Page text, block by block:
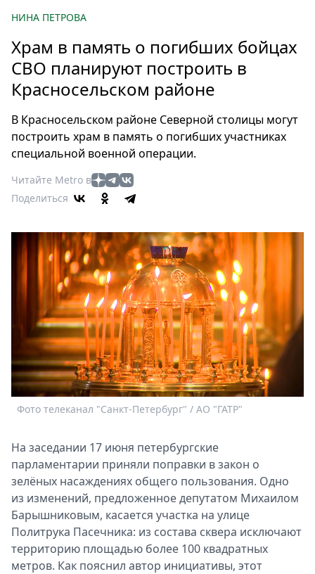
Россия
Мир
Здоровье
Туризм
Мода
Кино
Афиша
Выставки
Пресс-
релизы
О
Metro
Стримы
Спецпроекты
Звезды
Выборы
2026
Metro
НИНА ПЕТРОВА
Храм в память о погибших бойцах
СВО планируют построить в
Красносельском районе
В Красносельском районе Северной столицы могут
построить храм в память о погибших участниках
специальной военной операции.
Читайте Metro в
Поделиться
Фото телеканал "Санкт-Петербург" / АО "ГАТР"
На заседании 17 июня петербургские
парламентарии приняли поправки в закон о
зелёных насаждениях общего пользования. Одно
из изменений, предложенное депутатом Михаилом
Барышниковым, касается участка на улице
Политрука Пасечника: из состава сквера исключают
территорию площадью более 100 квадратных
метров. Как пояснил автор инициативы, этот